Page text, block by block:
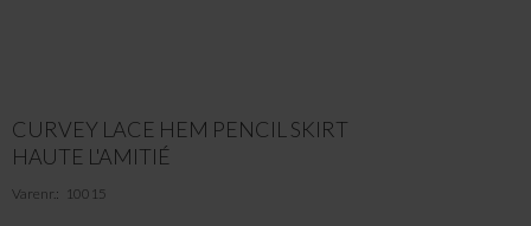
CURVEY LACE HEM PENCIL SKIRT
HAUTE L'AMITIÉ
Varenr. 10015